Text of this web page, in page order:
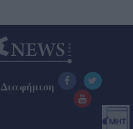
Διαφήμιση